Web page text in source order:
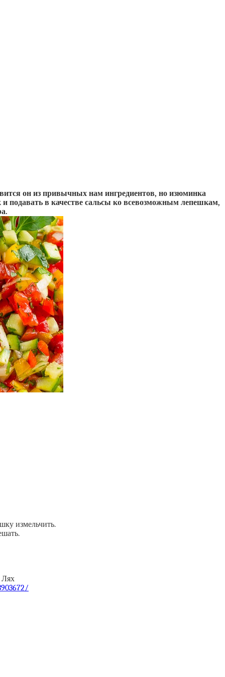
он из привычных нам ингредиентов, но изюминка
подавать в качестве сальсы ко всевозможным лепешкам,
измельчить.
Лях